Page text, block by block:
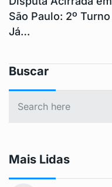
São Paulo: 2º Turno
Já…
Buscar
Mais Lidas